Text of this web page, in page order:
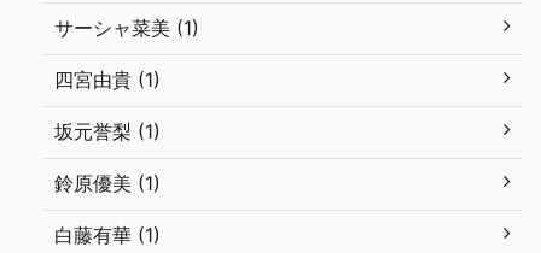
サーシャ菜美 (1)
四宮由貴 (1)
坂元誉梨 (1)
鈴原優美 (1)
白藤有華 (1)